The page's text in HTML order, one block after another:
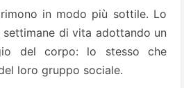
in modo più sottile. Lo
di vita adottando un
del corpo: lo stesso che
loro gruppo sociale.